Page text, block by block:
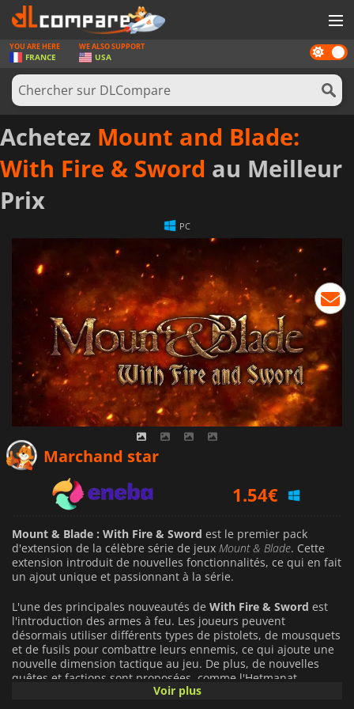
JEUX
CARTES PRÉPAYÉES
LOGICIELS
CONCOURS
MATÉRIEL
NEWS
Dark
mode
YOU ARE HERE
FRANCE
WE ALSO SUPPORT
USA
Achetez Mount and Blade:
With Fire & Sword au Meilleur
Prix
PC
Marchand star
1.54€
2.09€
Mount & Blade : With Fire & Sword est le premier pack
d'extension de la célèbre série de jeux Mount & Blade. Cette
extension introduit de nouvelles fonctionnalités, ce qui en fait
un ajout unique et passionnant à la série.
L'une des principales nouveautés de With Fire & Sword est
l'introduction des armes à feu. Les joueurs peuvent
désormais utiliser différents types de pistolets, de mousquets
et de fusils pour combattre leurs ennemis, ce qui ajoute une
nouvelle dimension tactique au jeu. De plus, de nouvelles
quêtes et factions sont proposées, comme l'Hetmanat
cosaque et le Khanat de Crimée, chacune avec ses propres
Voir plus